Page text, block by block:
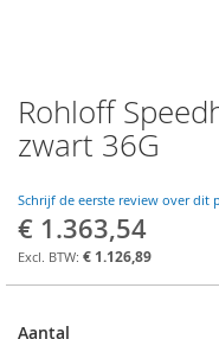
Rohloff
zwart 36G
Schrijf de eerste review over dit
€ 1.363,54
€ 1.126,89
Aantal
Ga
naar
het
van
de
afbeeldingen-